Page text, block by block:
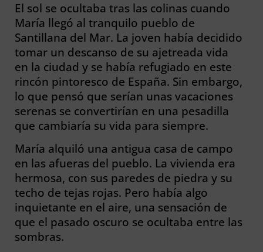
El sol se ocultaba tras las colinas cuando
María llegó al tranquilo pueblo de
Santillana del Mar. La joven había decidido
tomar un descanso de su ajetreada vida
en la ciudad y se había refugiado en este
rincón pintoresco de España. Sin embargo,
lo que pensó que serían unas vacaciones
serenas se convertirían en una pesadilla
que cambiaría su vida para siempre.
María alquiló una antigua casa de campo
en las afueras del pueblo. La vivienda era
hermosa, con sus paredes de piedra y su
techo de tejas rojas. Pero había algo
inquietante en el aire, una sensación de
que el pasado oscuro se ocultaba entre las
sombras.